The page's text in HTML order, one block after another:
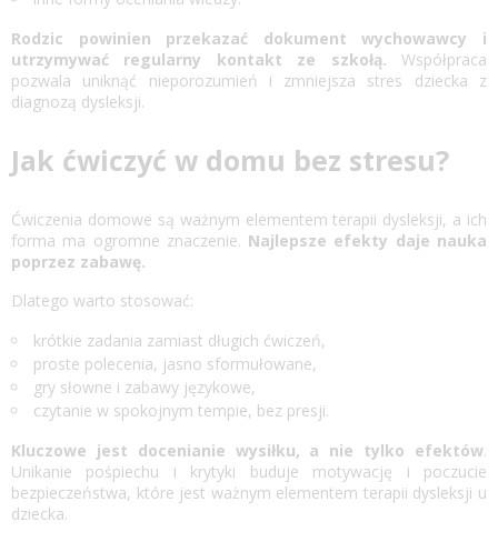
Rodzic powinien przekazać dokument wychowawcy i
utrzymywać regularny kontakt ze szkołą. Współpraca
pozwala uniknąć nieporozumień i zmniejsza stres dziecka z
diagnozą dysleksji.
Jak ćwiczyć w domu bez stresu?
Ćwiczenia domowe są ważnym elementem terapii dysleksji, a ich
forma ma ogromne znaczenie. Najlepsze efekty daje nauka
poprzez zabawę.
Dlatego warto stosować:
krótkie zadania zamiast długich ćwiczeń,
proste polecenia, jasno sformułowane,
gry słowne i zabawy językowe,
czytanie w spokojnym tempie, bez presji.
Kluczowe jest docenianie wysiłku, a nie tylko efektów.
Unikanie pośpiechu i krytyki buduje motywację i poczucie
bezpieczeństwa, które jest ważnym elementem terapii dysleksji u
dziecka.